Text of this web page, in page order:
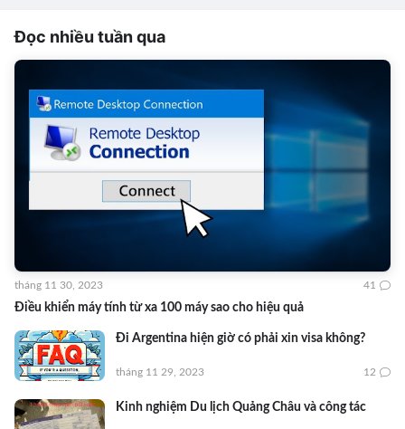
Đọc nhiều tuần qua
Điều khiển máy tính từ xa 100 máy sao cho hiệu quả
tháng 11 30, 2023 41
Đi Argentina hiện giờ có phải xin visa không?
tháng 11 29, 2023 12
Kinh nghiệm Du lịch Quảng Châu và công tác